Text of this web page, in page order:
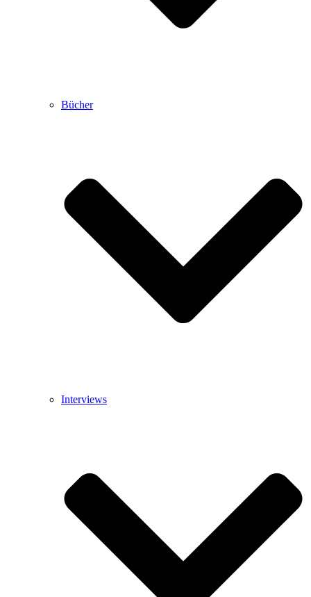
Bücher
Interviews